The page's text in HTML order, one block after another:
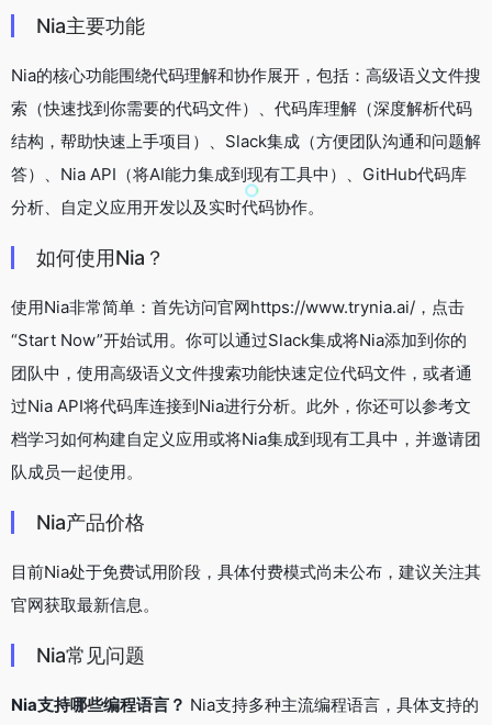
Nia主要功能
Nia的核心功能围绕代码理解和协作展开，包括：高级语义文件搜
索（快速找到你需要的代码文件）、代码库理解（深度解析代码
结构，帮助快速上手项目）、Slack集成（方便团队沟通和问题解
答）、Nia API（将AI能力集成到现有工具中）、GitHub代码库
分析、自定义应用开发以及实时代码协作。
如何使用Nia？
使用Nia非常简单：首先访问官网https://www.trynia.ai/，点击
“Start Now”开始试用。你可以通过Slack集成将Nia添加到你的
团队中，使用高级语义文件搜索功能快速定位代码文件，或者通
过Nia API将代码库连接到Nia进行分析。此外，你还可以参考文
档学习如何构建自定义应用或将Nia集成到现有工具中，并邀请团
队成员一起使用。
Nia产品价格
目前Nia处于免费试用阶段，具体付费模式尚未公布，建议关注其
官网获取最新信息。
Nia常见问题
Nia支持哪些编程语言？ Nia支持多种主流编程语言，具体支持的